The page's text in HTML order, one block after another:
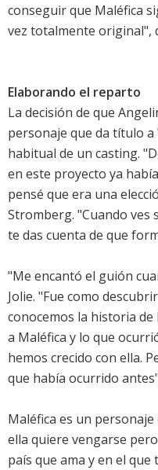
conseguir que Maléfica
vez totalmente original",
Elaborando el reparto
La decisión de que
personaje que da título
habitual de un casting.
en este proyecto ya
pensé que era una
Stromberg. "Cuando ves
te das cuenta de que
"Me encantó el guión
Jolie. "Fue como
conocemos la historia de
a Maléfica y lo que
hemos crecido con ella.
que había ocurrido
Maléfica es un
ella quiere vengarse
país que ama y en el